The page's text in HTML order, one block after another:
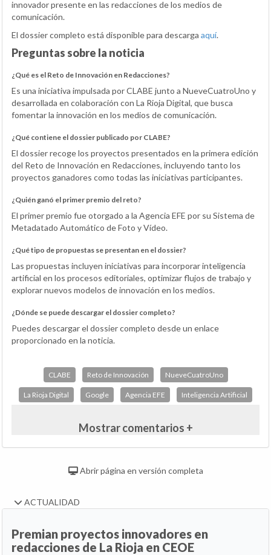
innovador presente en las redacciones de los medios de
comunicación.
El dossier completo está disponible para descarga aquí.
Preguntas sobre la noticia
¿Qué es el Reto de Innovación en Redacciones?
Es una iniciativa impulsada por CLABE junto a NueveCuatroUno y
desarrollada en colaboración con La Rioja Digital, que busca
fomentar la innovación en los medios de comunicación.
¿Qué contiene el dossier publicado por CLABE?
El dossier recoge los proyectos presentados en la primera edición
del Reto de Innovación en Redacciones, incluyendo tanto los
proyectos ganadores como todas las iniciativas participantes.
¿Quién ganó el primer premio del reto?
El primer premio fue otorgado a la Agencia EFE por su Sistema de
Metadatado Automático de Foto y Vídeo.
¿Qué tipo de propuestas se presentan en el dossier?
Las propuestas incluyen iniciativas para incorporar inteligencia
artificial en los procesos editoriales, optimizar flujos de trabajo y
explorar nuevos modelos de innovación en los medios.
¿Dónde se puede descargar el dossier completo?
Puedes descargar el dossier completo desde un enlace
proporcionado en la noticia.
CLABE Reto de Innovación NueveCuatroUno
La Rioja Digital Google Agencia EFE Inteligencia Artificial
Mostrar comentarios +
Abrir página en versión completa
ACTUALIDAD
Premian proyectos innovadores en
redacciones de La Rioja en CEOE